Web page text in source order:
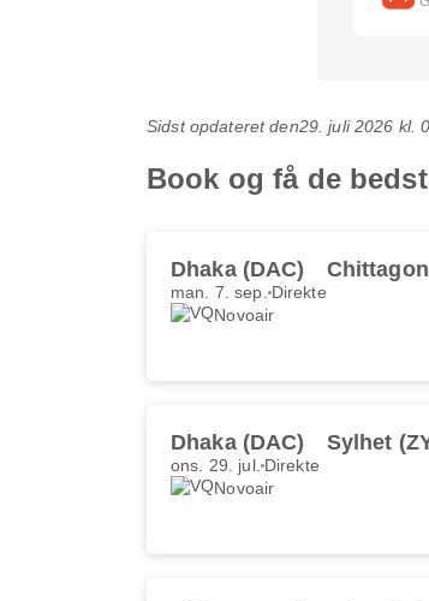
Sidst opdateret den29. juli 2026 kl.
Book og få de
Dhaka (DAC)
man. 7. sep. Direkte
Novoair
Dhaka (DAC) Sylhet
ons. 29. jul. Direkte
Novoair